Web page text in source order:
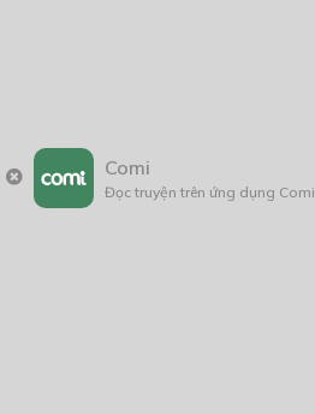
Comi
Đọc truyện trên ứng dụng Comi